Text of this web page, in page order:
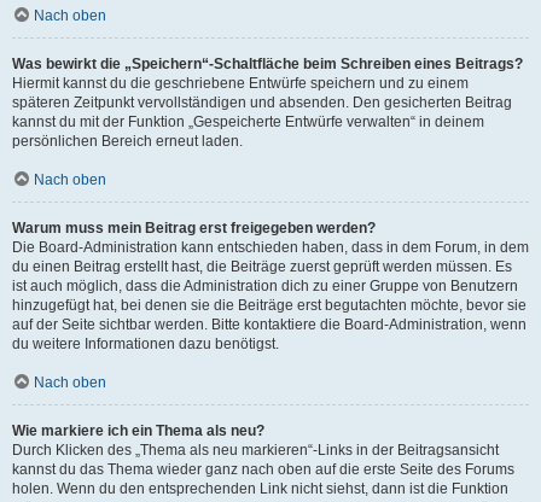
Nach oben
Was bewirkt die „Speichern“-Schaltfläche beim Schreiben eines Beitrags?
Hiermit kannst du die geschriebene Entwürfe speichern und zu einem
späteren Zeitpunkt vervollständigen und absenden. Den gesicherten Beitrag
kannst du mit der Funktion „Gespeicherte Entwürfe verwalten“ in deinem
persönlichen Bereich erneut laden.
Nach oben
Warum muss mein Beitrag erst freigegeben werden?
Die Board-Administration kann entschieden haben, dass in dem Forum, in dem
du einen Beitrag erstellt hast, die Beiträge zuerst geprüft werden müssen. Es
ist auch möglich, dass die Administration dich zu einer Gruppe von Benutzern
hinzugefügt hat, bei denen sie die Beiträge erst begutachten möchte, bevor sie
auf der Seite sichtbar werden. Bitte kontaktiere die Board-Administration, wenn
du weitere Informationen dazu benötigst.
Nach oben
Wie markiere ich ein Thema als neu?
Durch Klicken des „Thema als neu markieren“-Links in der Beitragsansicht
kannst du das Thema wieder ganz nach oben auf die erste Seite des Forums
holen. Wenn du den entsprechenden Link nicht siehst, dann ist die Funktion